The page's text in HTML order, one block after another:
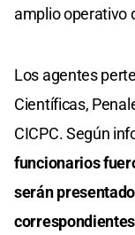
amplio operativo
Los agentes
Científicas,
CICPC. Según
funcionarios
serán